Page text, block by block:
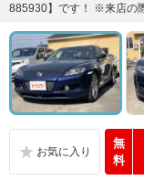
885930】です！ ※来店の
無
料